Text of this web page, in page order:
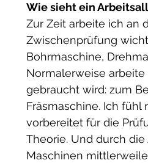
Wie sieht ein
Zur Zeit arbeite ich an
Zwischenprüfung
Bohrmaschine,
Normalerweise
gebraucht wird: zum
Fräsmaschine. Ich
vorbereitet für die
Theorie. Und durch
Maschinen